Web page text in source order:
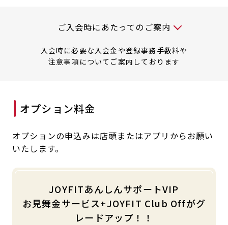
入会時には以下の料金が必要です
ご入会時にあたってのご案内
入会時に必要な入会金や登録事務手数料や
注意事項についてご案内しております
オプション料金
オプションの申込みは店頭またはアプリからお願い
いたします。
JOYFITあんしんサポートVIP
お見舞金サービス+JOYFIT Club Offがグ
レードアップ！！